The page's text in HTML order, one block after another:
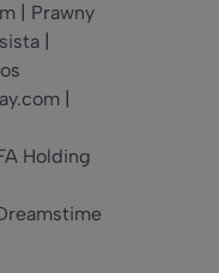
| Prawny
|
|
Holding